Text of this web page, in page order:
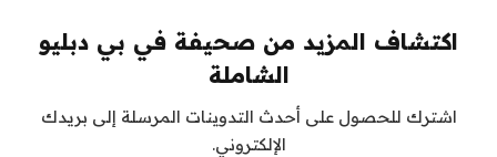
اكتشاف المزيد من صحيفة في بي دبليو
الشاملة
اشترك للحصول على أحدث التدوينات المرسلة إلى بريدك
الإلكتروني.